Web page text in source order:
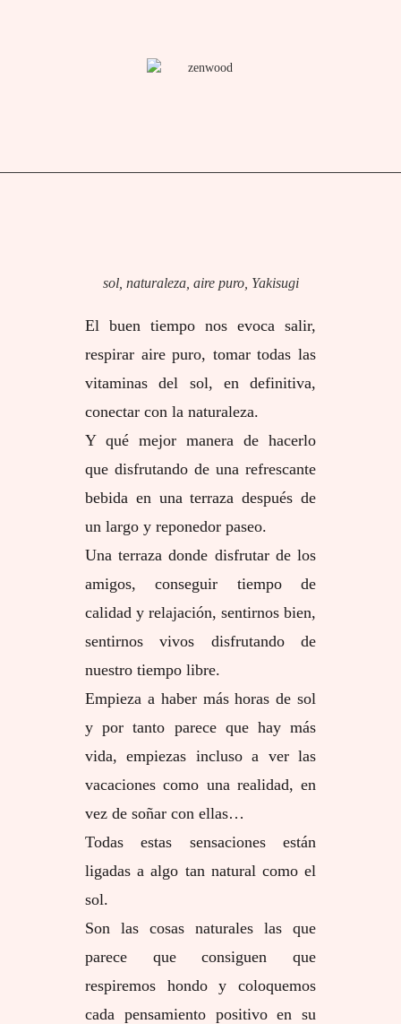
sol, naturaleza, aire puro, Yakisugi
El buen tiempo nos evoca salir,
respirar aire puro, tomar todas las
vitaminas del sol, en definitiva,
conectar con la naturaleza.
Y qué mejor manera de hacerlo
que disfrutando de una refrescante
bebida en una terraza después de
un largo y reponedor paseo.
Una terraza donde disfrutar de los
amigos, conseguir tiempo de
calidad y relajación, sentirnos bien,
sentirnos vivos disfrutando de
nuestro tiempo libre.
Empieza a haber más horas de sol
y por tanto parece que hay más
vida, empiezas incluso a ver las
vacaciones como una realidad, en
vez de soñar con ellas…
Todas estas sensaciones están
ligadas a algo tan natural como el
sol.
Son las cosas naturales las que
parece que consiguen que
respiremos hondo y coloquemos
cada pensamiento positivo en su